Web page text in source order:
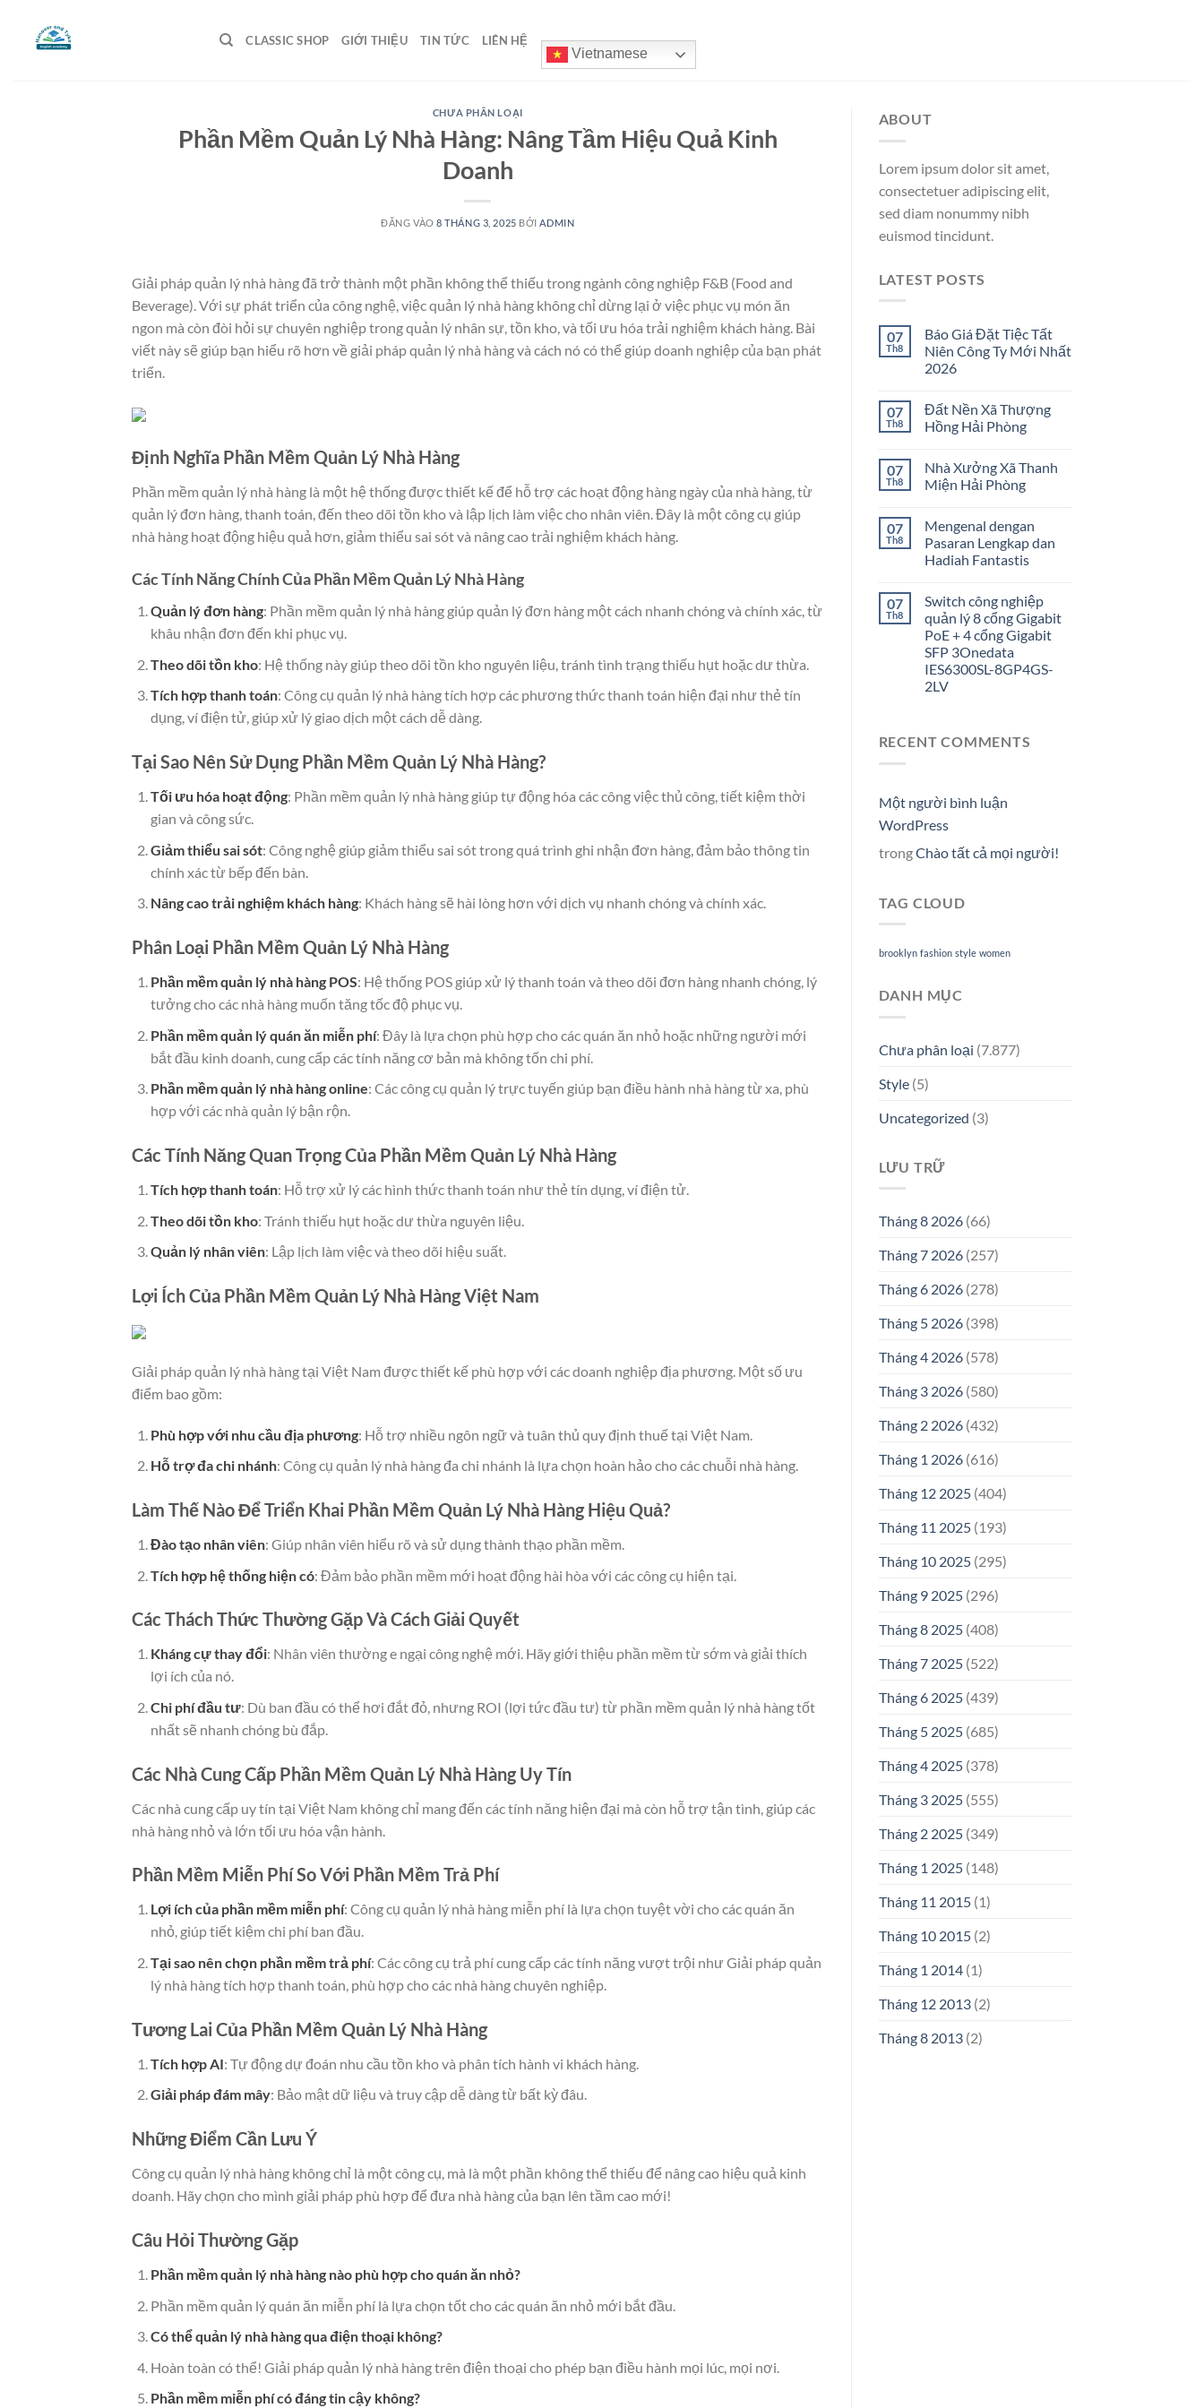
CLASSIC SHOP GIỚI THIỆU TIN TỨC LIÊN HỆ
Vietnamese
CHƯA PHÂN LOẠI
Phần Mềm Quản Lý Nhà Hàng: Nâng Tầm Hiệu Quả Kinh
Doanh
ĐĂNG VÀO8 THÁNG 3, 2025 BỞI ADMIN
Giải pháp quản lý nhà hàng đã trở thành một phần không thể thiếu trong ngành công nghiệp F&B (Food and
Beverage). Với sự phát triển của công nghệ, việc quản lý nhà hàng không chỉ dừng lại ở việc phục vụ món ăn
ngon mà còn đòi hỏi sự chuyên nghiệp trong quản lý nhân sự, tồn kho, và tối ưu hóa trải nghiệm khách hàng. Bài
viết này sẽ giúp bạn hiểu rõ hơn về giải pháp quản lý nhà hàng và cách nó có thể giúp doanh nghiệp của bạn phát
triển.
Định Nghĩa Phần Mềm Quản Lý Nhà Hàng
Phần mềm quản lý nhà hàng là một hệ thống được thiết kế để hỗ trợ các hoạt động hàng ngày của nhà hàng, từ
quản lý đơn hàng, thanh toán, đến theo dõi tồn kho và lập lịch làm việc cho nhân viên. Đây là một công cụ giúp
nhà hàng hoạt động hiệu quả hơn, giảm thiểu sai sót và nâng cao trải nghiệm khách hàng.
Các Tính Năng Chính Của Phần Mềm Quản Lý Nhà Hàng
Quản lý đơn hàng: Phần mềm quản lý nhà hàng giúp quản lý đơn hàng một cách nhanh chóng và chính xác, từ
khâu nhận đơn đến khi phục vụ.
Theo dõi tồn kho: Hệ thống này giúp theo dõi tồn kho nguyên liệu, tránh tình trạng thiếu hụt hoặc dư thừa.
Tích hợp thanh toán: Công cụ quản lý nhà hàng tích hợp các phương thức thanh toán hiện đại như thẻ tín
dụng, ví điện tử, giúp xử lý giao dịch một cách dễ dàng.
Tại Sao Nên Sử Dụng Phần Mềm Quản Lý Nhà Hàng?
Tối ưu hóa hoạt động: Phần mềm quản lý nhà hàng giúp tự động hóa các công việc thủ công, tiết kiệm thời
gian và công sức.
Giảm thiểu sai sót: Công nghệ giúp giảm thiểu sai sót trong quá trình ghi nhận đơn hàng, đảm bảo thông tin
chính xác từ bếp đến bàn.
Nâng cao trải nghiệm khách hàng: Khách hàng sẽ hài lòng hơn với dịch vụ nhanh chóng và chính xác.
Phân Loại Phần Mềm Quản Lý Nhà Hàng
Phần mềm quản lý nhà hàng POS: Hệ thống POS giúp xử lý thanh toán và theo dõi đơn hàng nhanh chóng, lý
tưởng cho các nhà hàng muốn tăng tốc độ phục vụ.
Phần mềm quản lý quán ăn miễn phí: Đây là lựa chọn phù hợp cho các quán ăn nhỏ hoặc những người mới
bắt đầu kinh doanh, cung cấp các tính năng cơ bản mà không tốn chi phí.
Phần mềm quản lý nhà hàng online: Các công cụ quản lý trực tuyến giúp bạn điều hành nhà hàng từ xa, phù
hợp với các nhà quản lý bận rộn.
Các Tính Năng Quan Trọng Của Phần Mềm Quản Lý Nhà Hàng
Tích hợp thanh toán: Hỗ trợ xử lý các hình thức thanh toán như thẻ tín dụng, ví điện tử.
Theo dõi tồn kho: Tránh thiếu hụt hoặc dư thừa nguyên liệu.
Quản lý nhân viên: Lập lịch làm việc và theo dõi hiệu suất.
Lợi Ích Của Phần Mềm Quản Lý Nhà Hàng Việt Nam
Giải pháp quản lý nhà hàng tại Việt Nam được thiết kế phù hợp với các doanh nghiệp địa phương. Một số ưu
điểm bao gồm:
Phù hợp với nhu cầu địa phương: Hỗ trợ nhiều ngôn ngữ và tuân thủ quy định thuế tại Việt Nam.
Hỗ trợ đa chi nhánh: Công cụ quản lý nhà hàng đa chi nhánh là lựa chọn hoàn hảo cho các chuỗi nhà hàng.
Làm Thế Nào Để Triển Khai Phần Mềm Quản Lý Nhà Hàng Hiệu Quả?
Đào tạo nhân viên: Giúp nhân viên hiểu rõ và sử dụng thành thạo phần mềm.
Tích hợp hệ thống hiện có: Đảm bảo phần mềm mới hoạt động hài hòa với các công cụ hiện tại.
Các Thách Thức Thường Gặp Và Cách Giải Quyết
Kháng cự thay đổi: Nhân viên thường e ngại công nghệ mới. Hãy giới thiệu phần mềm từ sớm và giải thích
lợi ích của nó.
Chi phí đầu tư: Dù ban đầu có thể hơi đắt đỏ, nhưng ROI (lợi tức đầu tư) từ phần mềm quản lý nhà hàng tốt
nhất sẽ nhanh chóng bù đắp.
Các Nhà Cung Cấp Phần Mềm Quản Lý Nhà Hàng Uy Tín
Các nhà cung cấp uy tín tại Việt Nam không chỉ mang đến các tính năng hiện đại mà còn hỗ trợ tận tình, giúp các
nhà hàng nhỏ và lớn tối ưu hóa vận hành.
Phần Mềm Miễn Phí So Với Phần Mềm Trả Phí
Lợi ích của phần mềm miễn phí: Công cụ quản lý nhà hàng miễn phí là lựa chọn tuyệt vời cho các quán ăn
nhỏ, giúp tiết kiệm chi phí ban đầu.
Tại sao nên chọn phần mềm trả phí: Các công cụ trả phí cung cấp các tính năng vượt trội như Giải pháp quản
lý nhà hàng tích hợp thanh toán, phù hợp cho các nhà hàng chuyên nghiệp.
Tương Lai Của Phần Mềm Quản Lý Nhà Hàng
Tích hợp AI: Tự động dự đoán nhu cầu tồn kho và phân tích hành vi khách hàng.
Giải pháp đám mây: Bảo mật dữ liệu và truy cập dễ dàng từ bất kỳ đâu.
Những Điểm Cần Lưu Ý
Công cụ quản lý nhà hàng không chỉ là một công cụ, mà là một phần không thể thiếu để nâng cao hiệu quả kinh
doanh. Hãy chọn cho mình giải pháp phù hợp để đưa nhà hàng của bạn lên tầm cao mới!
Câu Hỏi Thường Gặp
Phần mềm quản lý nhà hàng nào phù hợp cho quán ăn nhỏ?
Phần mềm quản lý quán ăn miễn phí là lựa chọn tốt cho các quán ăn nhỏ mới bắt đầu.
Có thể quản lý nhà hàng qua điện thoại không?
Hoàn toàn có thể! Giải pháp quản lý nhà hàng trên điện thoại cho phép bạn điều hành mọi lúc, mọi nơi.
Phần mềm miễn phí có đáng tin cậy không?
ABOUT
Lorem ipsum dolor sit amet,
consectetuer adipiscing elit,
sed diam nonummy nibh
euismod tincidunt.
LATEST POSTS
07
Th8
Báo Giá Đặt Tiệc Tất
Niên Công Ty Mới Nhất
2026
07
Th8
Đất Nền Xã Thượng
Hồng Hải Phòng
07
Th8
Nhà Xưởng Xã Thanh
Miện Hải Phòng
07
Th8
Mengenal dengan
Pasaran Lengkap dan
Hadiah Fantastis
07
Th8
Switch công nghiệp
quản lý 8 cổng Gigabit
PoE + 4 cổng Gigabit
SFP 3Onedata
IES6300SL-8GP4GS-
2LV
RECENT COMMENTS
Một người bình luận
WordPress
trongChào tất cả mọi người!
TAG CLOUD
brooklyn fashion style women
DANH MỤC
Chưa phân loại (7.877)
Style(5)
Uncategorized (3)
LƯU TRỮ
Tháng 8 2026(66)
Tháng 7 2026(257)
Tháng 6 2026(278)
Tháng 5 2026(398)
Tháng 4 2026(578)
Tháng 3 2026(580)
Tháng 2 2026(432)
Tháng 1 2026(616)
Tháng 12 2025(404)
Tháng 11 2025(193)
Tháng 10 2025(295)
Tháng 9 2025(296)
Tháng 8 2025(408)
Tháng 7 2025(522)
Tháng 6 2025(439)
Tháng 5 2025(685)
Tháng 4 2025(378)
Tháng 3 2025(555)
Tháng 2 2025(349)
Tháng 1 2025(148)
Tháng 11 2015(1)
Tháng 10 2015(2)
Tháng 1 2014(1)
Tháng 12 2013(2)
Tháng 8 2013(2)